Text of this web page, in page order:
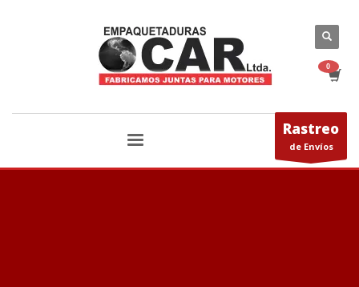
Rastreo
de Envíos